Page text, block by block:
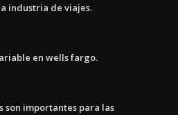
industria de viajes.
en wells fargo.
son importantes para las